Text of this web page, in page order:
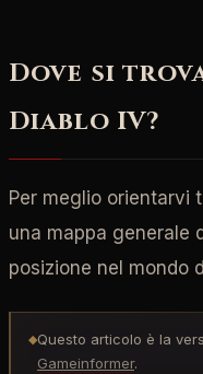
Dove si
Diablo IV?
Per meglio orientarvi
una mappa generale
posizione nel mondo
◆Questo articolo è la
Gameinformer.